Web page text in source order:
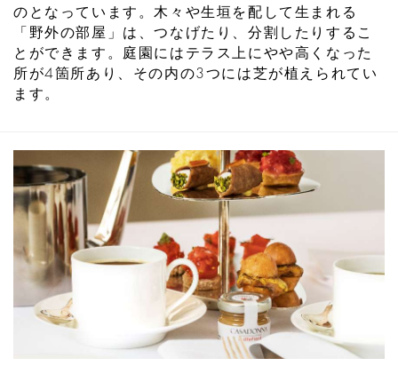
のとなっています。木々や生垣を配して生まれる
「野外の部屋」は、つなげたり、分割したりするこ
とができます。庭園にはテラス上にやや高くなった
所が4箇所あり、その内の3つには芝が植えられてい
ます。